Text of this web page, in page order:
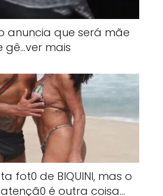
anuncia que será mãe
gê…ver mais
fot0 de BlQUlNI, mas o
é outra coisa…